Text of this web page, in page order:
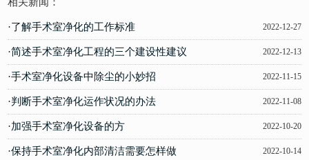
·了解手术室净化的工作标准 2022-12-27
·简述手术室净化工程的三个建设性建议 2022-12-13
·手术室净化设备中除尘的小妙招 2022-11-15
·判断手术室净化运作状况的办法 2022-11-08
·加强手术室净化设备的方 2022-10-20
·保持手术室净化内部清洁需要怎样做 2022-10-14